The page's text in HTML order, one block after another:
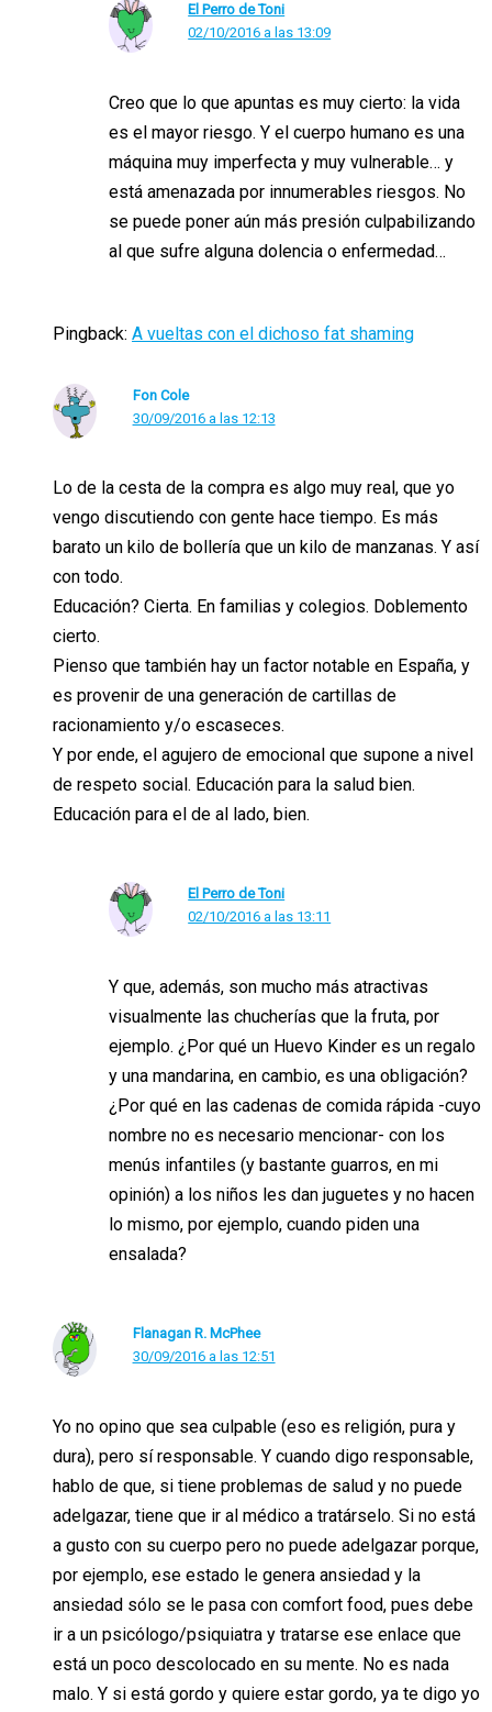
El Perro de Toni
02/10/2016 a las 13:09
Creo que lo que apuntas es muy cierto: la vida
es el mayor riesgo. Y el cuerpo humano es una
máquina muy imperfecta y muy vulnerable… y
está amenazada por innumerables riesgos. No
se puede poner aún más presión culpabilizando
al que sufre alguna dolencia o enfermedad…
Pingback: A vueltas con el dichoso fat shaming
Fon Cole
30/09/2016 a las 12:13
Lo de la cesta de la compra es algo muy real, que yo
vengo discutiendo con gente hace tiempo. Es más
barato un kilo de bollería que un kilo de manzanas. Y así
con todo.
Educación? Cierta. En familias y colegios. Doblemento
cierto.
Pienso que también hay un factor notable en España, y
es provenir de una generación de cartillas de
racionamiento y/o escaseces.
Y por ende, el agujero de emocional que supone a nivel
de respeto social. Educación para la salud bien.
Educación para el de al lado, bien.
El Perro de Toni
02/10/2016 a las 13:11
Y que, además, son mucho más atractivas
visualmente las chucherías que la fruta, por
ejemplo. ¿Por qué un Huevo Kinder es un regalo
y una mandarina, en cambio, es una obligación?
¿Por qué en las cadenas de comida rápida -cuyo
nombre no es necesario mencionar- con los
menús infantiles (y bastante guarros, en mi
opinión) a los niños les dan juguetes y no hacen
lo mismo, por ejemplo, cuando piden una
ensalada?
Flanagan R. McPhee
30/09/2016 a las 12:51
Yo no opino que sea culpable (eso es religión, pura y
dura), pero sí responsable. Y cuando digo responsable,
hablo de que, si tiene problemas de salud y no puede
adelgazar, tiene que ir al médico a tratárselo. Si no está
a gusto con su cuerpo pero no puede adelgazar porque,
por ejemplo, ese estado le genera ansiedad y la
ansiedad sólo se le pasa con comfort food, pues debe
ir a un psicólogo/psiquiatra y tratarse ese enlace que
está un poco descolocado en su mente. No es nada
malo. Y si está gordo y quiere estar gordo, ya te digo yo